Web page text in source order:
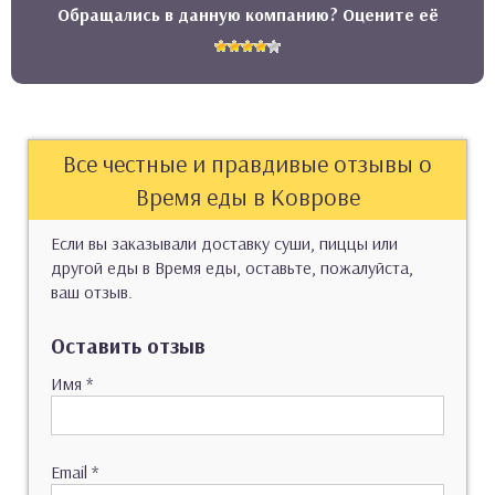
Обращались в данную компанию? Оцените её
Все честные и правдивые отзывы о
Время еды в Коврове
Если вы заказывали доставку суши, пиццы или
другой еды в Время еды, оставьте, пожалуйста,
ваш отзыв.
Оставить отзыв
Имя *
Email *